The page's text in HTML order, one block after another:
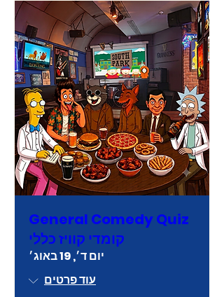
General Comedy Quiz
קומדי קוויז כללי
יום ד׳, 19 באוג׳
עוד פרטים